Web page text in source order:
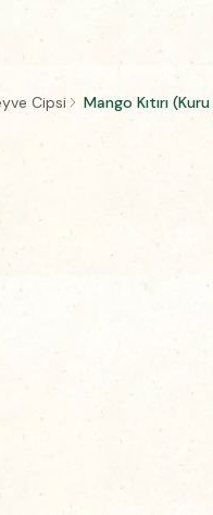
Cipsi Mango Kıtırı